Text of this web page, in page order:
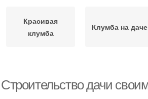
Красивая
клумба
Клумба на даче
Строительство дачи